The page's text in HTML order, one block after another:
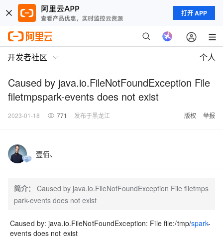
打开 APP
开发者社区 个人
Caused by java.io.FileNotFoundException File
filetmpspark-events does not exist
2023-01-18 771 发布于黑龙江 版权 举报
壹佰、
简介：
Caused by java.io.FileNotFoundException File filetmps
park-events does not exist
Caused by: java.io.FileNotFoundException: File file:/tmp/spark-
events does not exist